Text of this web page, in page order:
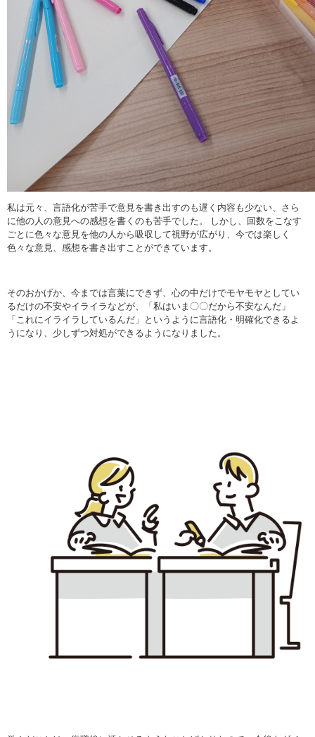
私は元々、言語化が苦手で意見を書き出すのも遅く内容も少ない、さら
に他の人の意見への感想を書くのも苦手でした。 しかし、回数をこなす
ごとに色々な意見を他の人から吸収して視野が広がり、今では楽しく
色々な意見、感想を書き出すことができています。
そのおかげか、今までは言葉にできず、心の中だけでモヤモヤとしてい
るだけの不安やイライラなどが、「私はいま〇〇だから不安なんだ」
「これにイライラしているんだ」というように言語化・明確化できるよ
うになり、少しずつ対処ができるようになりました。